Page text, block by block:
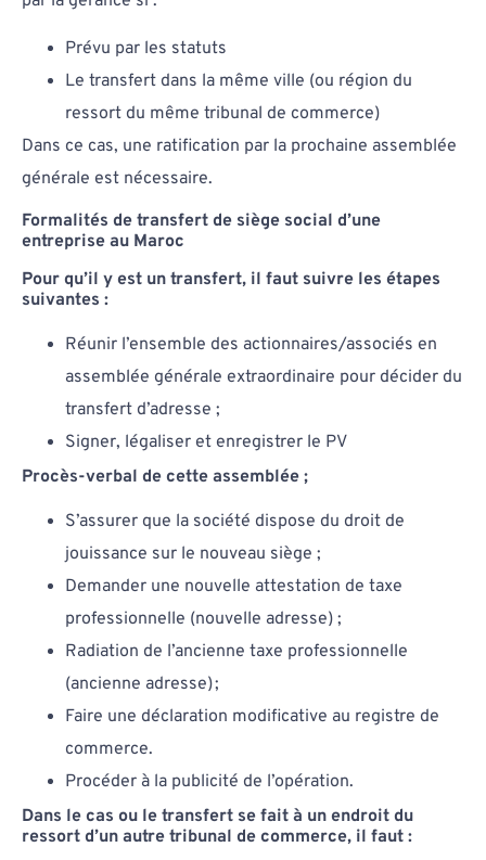
Prévu par les statuts
Le transfert dans la même ville (ou région du
ressort du même tribunal de commerce)
Dans ce cas, une ratification par la prochaine assemblée
générale est nécessaire.
Formalités de transfert de siège social d’une
entreprise au Maroc
Pour qu’il y est un transfert, il faut suivre les étapes
suivantes :
Réunir l’ensemble des actionnaires/associés en
assemblée générale extraordinaire pour décider du
transfert d’adresse ;
Signer, légaliser et enregistrer le PV
Procès-verbal de cette assemblée ;
S’assurer que la société dispose du droit de
jouissance sur le nouveau siège ;
Demander une nouvelle attestation de taxe
professionnelle (nouvelle adresse) ;
Radiation de l’ancienne taxe professionnelle
(ancienne adresse) ;
Faire une déclaration modificative au registre de
commerce.
Procéder à la publicité de l’opération.
Dans le cas ou le transfert se fait à un endroit du
ressort d’un autre tribunal de commerce, il faut :